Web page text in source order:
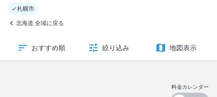
札幌市
北海道 全域に戻る
おすすめ順 絞り込み 地図表示
料金カレンダー